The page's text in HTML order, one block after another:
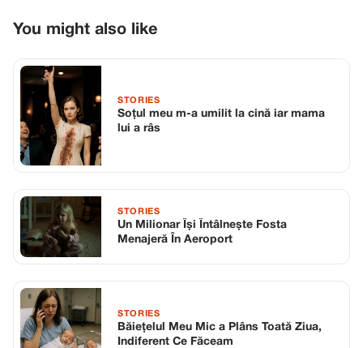
You might also like
STORIES
Soțul meu m-a umilit la cină iar mama
lui a râs
STORIES
Un Milionar Își Întâlnește Fosta
Menajeră În Aeroport
STORIES
Băiețelul Meu Mic a Plâns Toată Ziua,
Indiferent Ce Făceam